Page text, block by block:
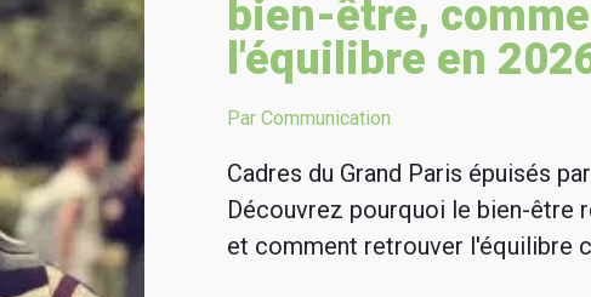
bien-être,
l'équilibre en
Par Communication
Cadres du Grand Paris épuisés
Découvrez pourquoi le bien-être
et comment retrouver l'équilibre